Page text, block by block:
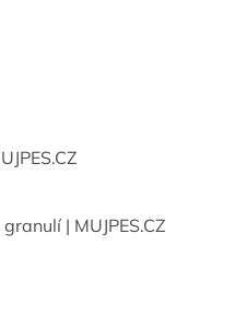
| MUJPES.CZ